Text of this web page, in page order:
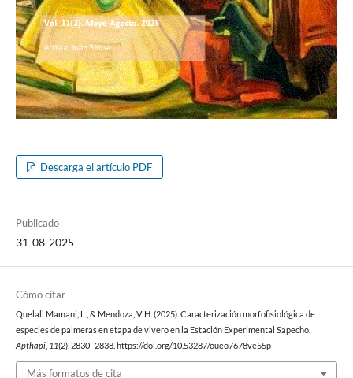
Descarga el artículo PDF
Publicado
31-08-2025
Cómo citar
Quelali Mamani, L., & Mendoza, V. H. (2025). Caracterización morfofisiológica de
especies de palmeras en etapa de vivero en la Estación Experimental Sapecho.
Apthapi, 11(2), 2830–2838. https://doi.org/10.53287/oueo7678ve55p
Más formatos de cita